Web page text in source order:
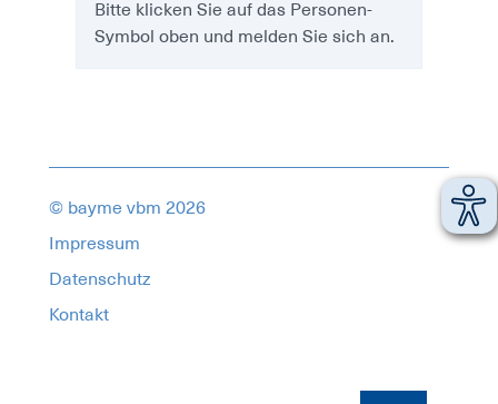
Bitte klicken Sie auf das Personen-
Symbol oben und melden Sie sich an.
© bayme vbm 2026
Impressum
Datenschutz
Kontakt